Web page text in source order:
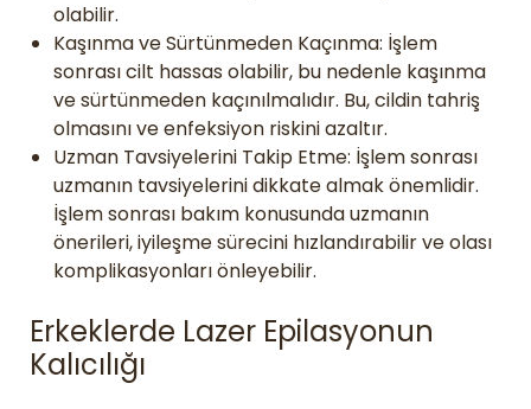
olabilir.
Kaşınma ve Sürtünmeden Kaçınma: İşlem
sonrası cilt hassas olabilir, bu nedenle kaşınma
ve sürtünmeden kaçınılmalıdır. Bu, cildin tahriş
olmasını ve enfeksiyon riskini azaltır.
Uzman Tavsiyelerini Takip Etme: İşlem sonrası
uzmanın tavsiyelerini dikkate almak önemlidir.
İşlem sonrası bakım konusunda uzmanın
önerileri, iyileşme sürecini hızlandırabilir ve olası
komplikasyonları önleyebilir.
Erkeklerde Lazer Epilasyonun
Kalıcılığı